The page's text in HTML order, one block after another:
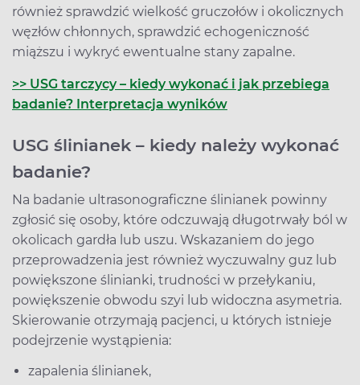
również sprawdzić wielkość gruczołów i okolicznych
węzłów chłonnych, sprawdzić echogeniczność
miąższu i wykryć ewentualne stany zapalne.
>> USG tarczycy – kiedy wykonać i jak przebiega
badanie? Interpretacja wyników
USG ślinianek – kiedy należy wykonać
badanie?
Na badanie ultrasonograficzne ślinianek powinny
zgłosić się osoby, które odczuwają długotrwały ból w
okolicach gardła lub uszu. Wskazaniem do jego
przeprowadzenia jest również wyczuwalny guz lub
powiększone ślinianki, trudności w przełykaniu,
powiększenie obwodu szyi lub widoczna asymetria.
Skierowanie otrzymają pacjenci, u których istnieje
podejrzenie wystąpienia:
zapalenia ślinianek,